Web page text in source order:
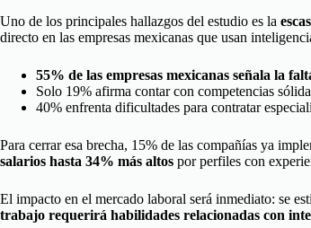
Uno de los principales hallazgos del estudio es la
directo en las empresas mexicanas que usan
55% de las empresas mexicanas señala la
Solo 19% afirma contar con competencias
40% enfrenta dificultades para contratar
Para cerrar esa brecha, 15% de las compañías ya
salarios hasta 34% más altos por perfiles con
El impacto en el mercado laboral será inmediato: se
trabajo requerirá habilidades relacionadas con